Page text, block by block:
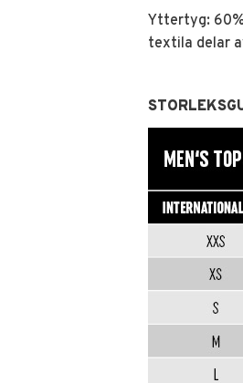
Yttertyg:
textila delar